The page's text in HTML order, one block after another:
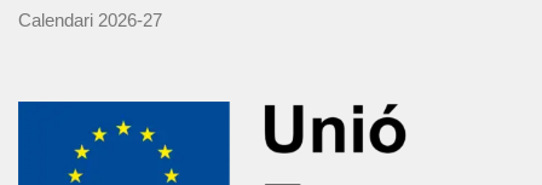
Calendari 2026-27